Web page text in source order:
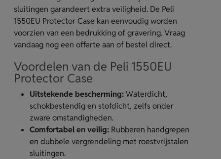
sluitingen garandeert extra veiligheid. De Peli
1550EU Protector Case kan eenvoudig worden
voorzien van een bedrukking of gravering. Vraag
vandaag nog een offerte aan of bestel direct.
Voordelen van de Peli 1550EU
Protector Case
Uitstekende bescherming:Waterdicht,
schokbestendig en stofdicht, zelfs onder
zware omstandigheden.
Comfortabel en veilig: Rubberen handgrepen
en dubbele vergrendeling met roestvrijstalen
sluitingen.